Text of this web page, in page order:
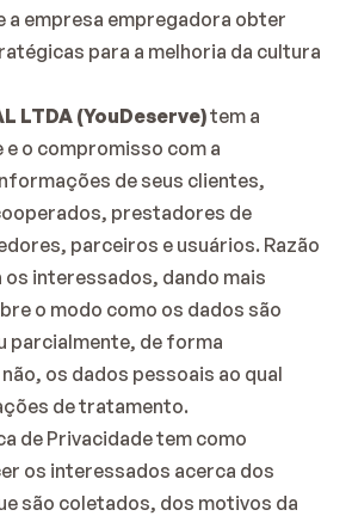
a empresa empregadora obter
para a melhoria da cultura
LTDA (YouDeserve) tem a
o compromisso com a
de seus clientes,
prestadores de
parceiros e usuários. Razão
os interessados, dando mais
o modo como os dados são
parcialmente, de forma
os dados pessoais ao qual
de tratamento.
de Privacidade tem como
os interessados acerca dos
são coletados, dos motivos da